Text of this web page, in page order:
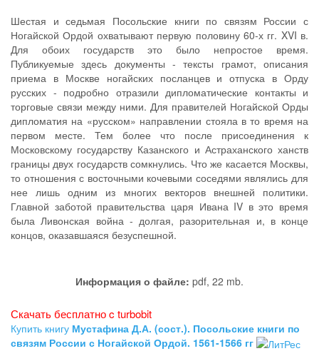
Шестая и седьмая Посольские книги по связям России с
Ногайской Ордой охватывают первую половину 60-х гг. XVI в.
Для обоих государств это было непростое время.
Публикуемые здесь документы - тексты грамот, описания
приема в Москве ногайских посланцев и отпуска в Орду
русских - подробно отразили дипломатические контакты и
торговые связи между ними. Для правителей Ногайской Орды
дипломатия на «русском» направлении стояла в то время на
первом месте. Тем более что после присоединения к
Московскому государству Казанского и Астраханского ханств
границы двух государств сомкнулись. Что же касается Москвы,
то отношения с восточными кочевыми соседями являлись для
нее лишь одним из многих векторов внешней политики.
Главной заботой правительства царя Ивана IV в это время
была Ливонская война - долгая, разорительная и, в конце
концов, оказавшаяся безуспешной.
Информация о файле: pdf, 22 mb.
Скачать бесплатно c turbobit
Купить книгу Мустафина Д.А. (сост.). Посольские книги по
связям России с Ногайской Ордой. 1561-1566 гг